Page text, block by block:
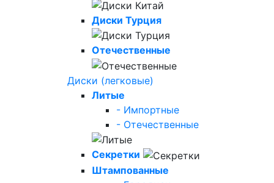
Диски Турция
Отечественные
Диски (легковые)
Литые
- Импортные
- Отечественные
Секретки
Штампованные